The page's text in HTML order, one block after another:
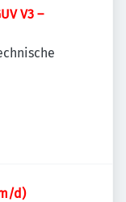
V3 –
d)